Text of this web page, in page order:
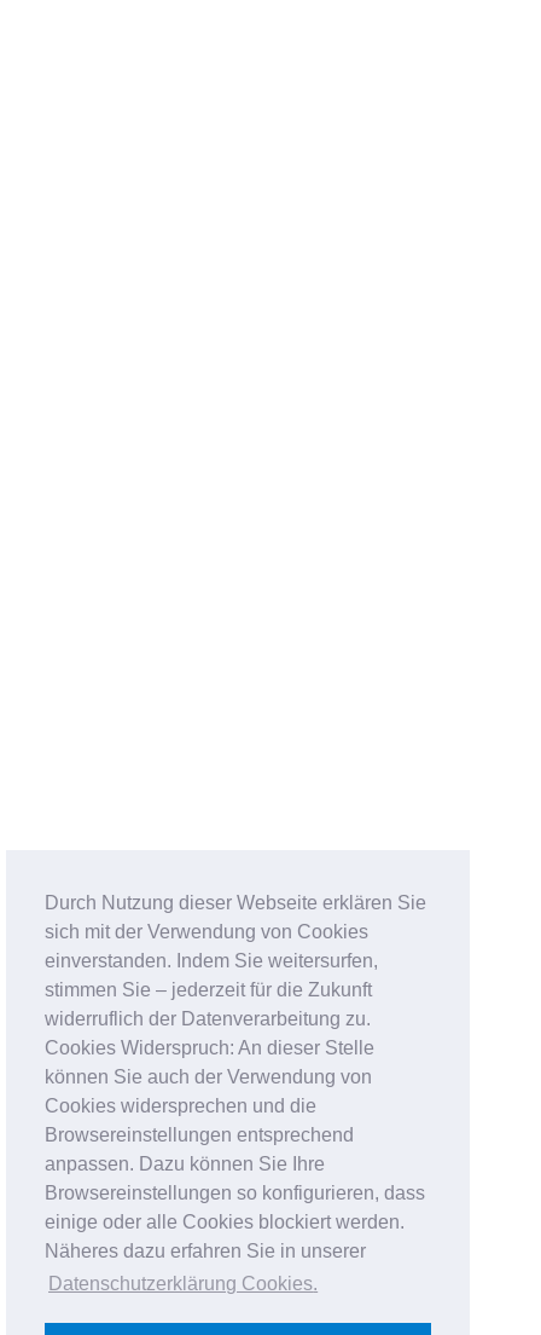
Durch Nutzung dieser Webseite erklären Sie
sich mit der Verwendung von Cookies
einverstanden. Indem Sie weitersurfen,
stimmen Sie – jederzeit für die Zukunft
widerruflich der Datenverarbeitung zu.
Cookies Widerspruch: An dieser Stelle
können Sie auch der Verwendung von
Cookies widersprechen und die
Browsereinstellungen entsprechend
anpassen. Dazu können Sie Ihre
Browsereinstellungen so konfigurieren, dass
einige oder alle Cookies blockiert werden.
Näheres dazu erfahren Sie in unserer
Datenschutzerklärung Cookies.